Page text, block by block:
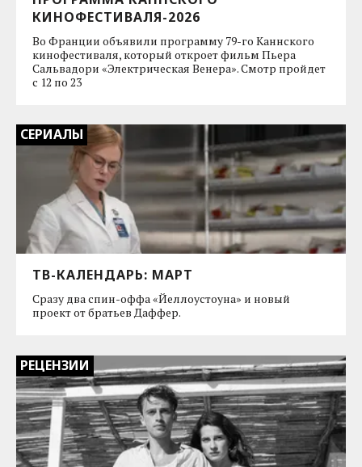
КИНОФЕСТИВАЛЯ-2026
Во Франции объявили программу 79-го Каннского
кинофестиваля, который откроет фильм Пьера
Сальвадори «Электрическая Венера». Смотр пройдет
с 12 по 23
СЕРИАЛЫ
ТВ-КАЛЕНДАРЬ: МАРТ
Сразу два спин-оффа «Йеллоустоуна» и новый
проект от братьев Даффер.
РЕЦЕНЗИИ